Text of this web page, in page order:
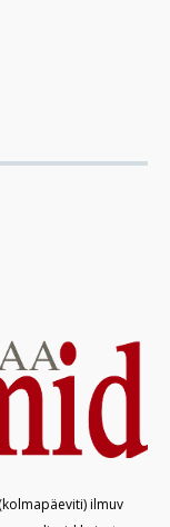
ilmuv